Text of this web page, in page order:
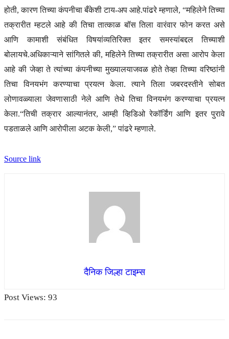
होती, कारण तिच्या कंपनीचा बँकेशी टाय-अप आहे.पांढरे म्हणाले, “महिलेने तिच्या
तक्रारीत म्हटले आहे की तिचा तात्काळ बॉस तिला वारंवार फोन करत असे
आणि कामाशी संबंधित विषयांव्यतिरिक्त इतर समस्यांबद्दल तिच्याशी
बोलायचे.अधिकाऱ्याने सांगितले की, महिलेने तिच्या तक्रारीत असा आरोप केला
आहे की जेव्हा ते त्यांच्या कंपनीच्या मुख्यालयाजवळ होते तेव्हा तिच्या वरिष्ठांनी
तिचा विनयभंग करण्याचा प्रयत्न केला. त्याने तिला जबरदस्तीने सोबत
लोणावळ्याला जेवणासाठी नेले आणि तेथे तिचा विनयभंग करण्याचा प्रयत्न
केला.“तिची तक्रार आल्यानंतर, आम्ही व्हिडिओ रेकॉर्डिंग आणि इतर पुरावे
पडताळले आणि आरोपीला अटक केली,” पांढरे म्हणाले.
Source link
दैनिक जिल्हा टाइम्स
Post Views: 93